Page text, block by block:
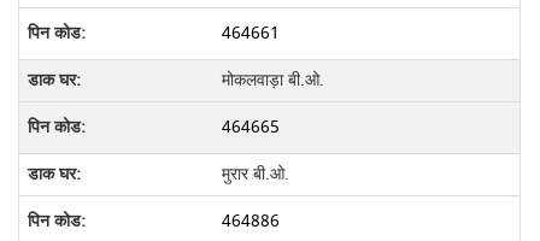
464661
मोकलवाड़ा बी.ओ.
464665
मुरार बी.ओ.
464886